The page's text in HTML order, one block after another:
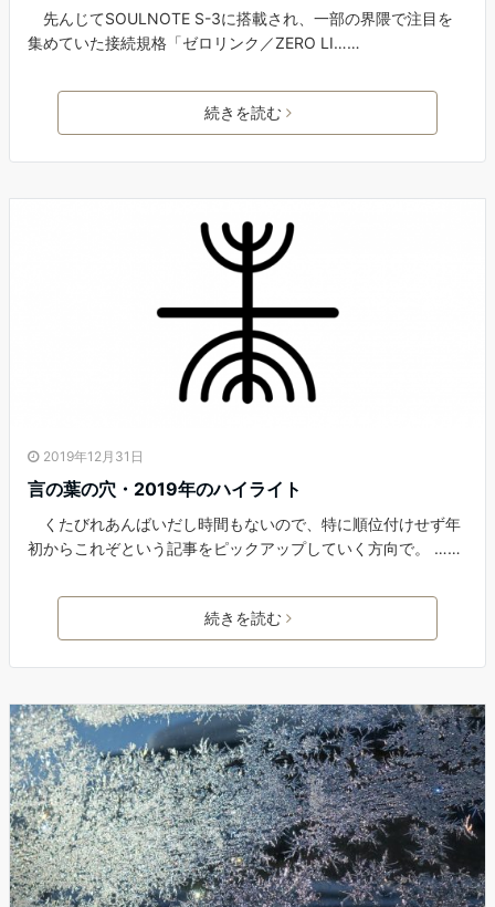
先んじてSOULNOTE S-3に搭載され、一部の界隈で注目を
集めていた接続規格「ゼロリンク／ZERO LI……
続きを読む
2019年12月31日
言の葉の穴・2019年のハイライト
くたびれあんばいだし時間もないので、特に順位付けせず年
初からこれぞという記事をピックアップしていく方向で。 ……
続きを読む